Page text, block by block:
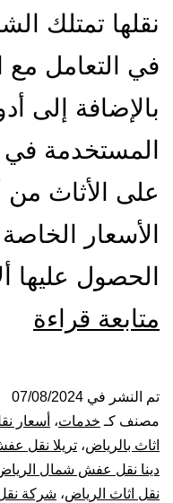
نقلها تمتلك
في التعامل مع
بالإضافة إلى
المستخدمة في
على الأثاث
الأسعار
الحصول عليها
متابعة قراءة
فك
تم النشر في 07/08/2024
مصنف كـ خدمات، أسعار
اثاث بالرياض، تريلا نقل
دينا نقل عفش شمال
نقل اثاث الرياض، شركة نقل